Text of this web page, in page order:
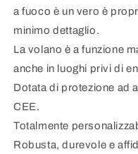
a fuoco è un vero è
minimo dettaglio.
La volano è a funzione
anche in luoghi privi di
Dotata di protezione ad
CEE.
Totalmente
Robusta, durevole e